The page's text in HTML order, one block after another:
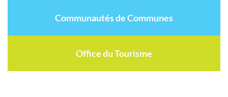
Communautés de Communes
Office du Tourisme